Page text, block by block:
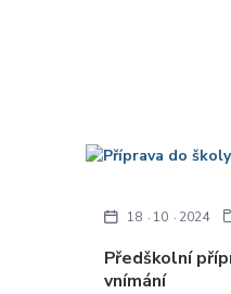
Předškolní
vnímání
18 10 2024